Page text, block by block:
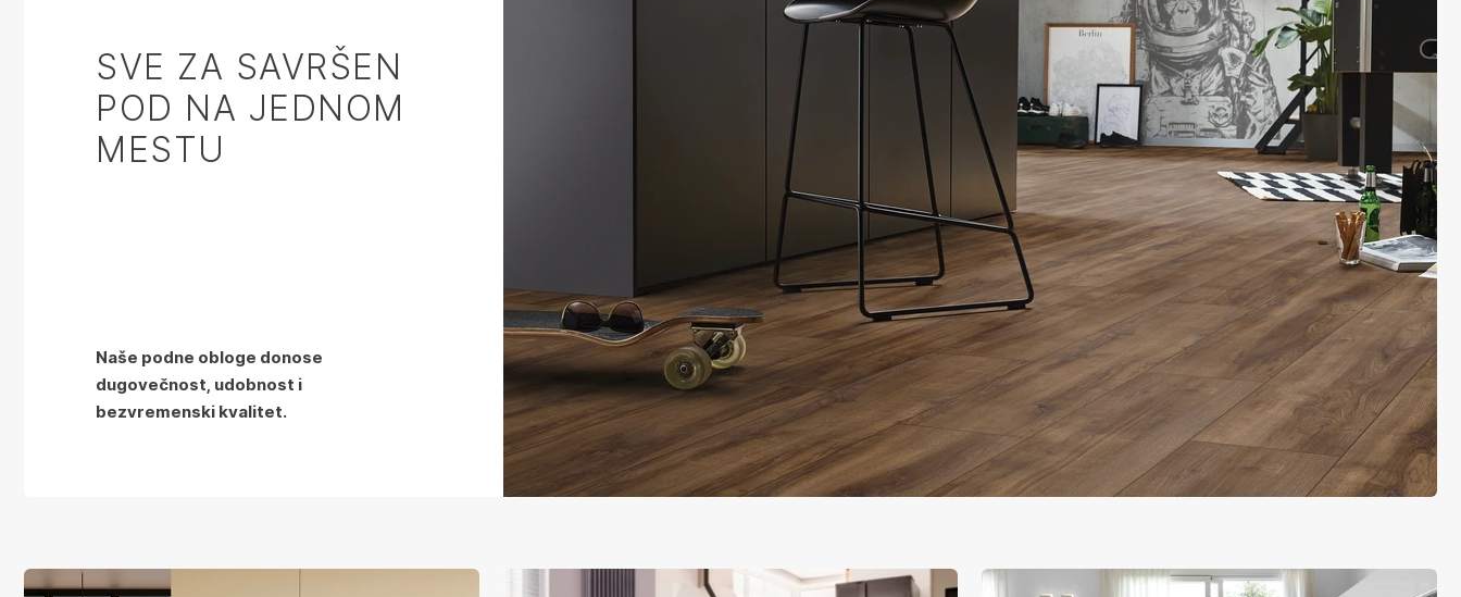
SVE ZA SAVRŠEN
POD NA JEDNOM
MESTU
Naše podne obloge donose
dugovečnost, udobnost i
bezvremenski kvalitet.